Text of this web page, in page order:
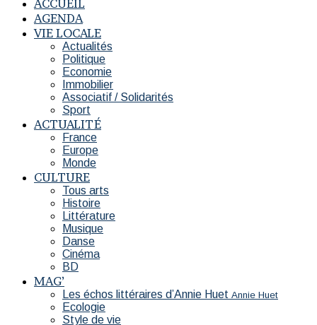
ACCUEIL
AGENDA
VIE LOCALE
Actualités
Politique
Economie
Immobilier
Associatif / Solidarités
Sport
ACTUALITÉ
France
Europe
Monde
CULTURE
Tous arts
Histoire
Littérature
Musique
Danse
Cinéma
BD
MAG’
Les échos littéraires d’Annie Huet Annie Huet
Ecologie
Style de vie